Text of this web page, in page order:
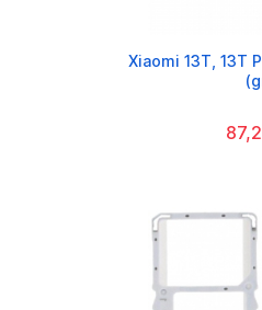
Xiaomi 13T, 13T